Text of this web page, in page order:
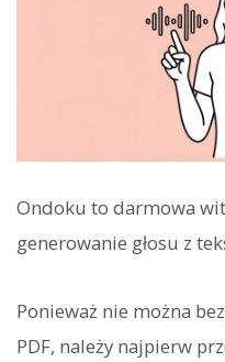
Ondoku to darmowa
generowanie głosu z
Ponieważ nie można
PDF, należy najpierw